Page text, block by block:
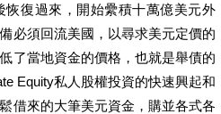
恢復過來，開始纍積十萬億美元外
必須回流美國，以尋求美元定價的
了當地資金的價格，也就是舉債的
Equity私人股權投資的快速興起和
借來的大筆美元資金，購並各式各